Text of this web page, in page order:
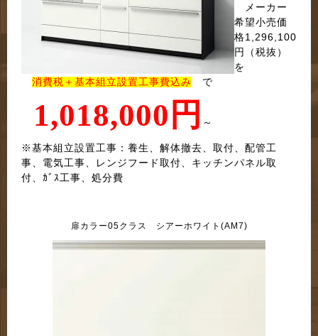
メーカー
希望小売価
格1,296,100
円（税抜）
を
消費税＋基本組立設置工事費込み で
1,018,000円 ～
※基本組立設置工事： 養生、解体撤去、取付、配管工
事、電気工事、レンジフード取付、キッチンパネル取
付、ｶﾞｽ工事、処分費
扉カラー05クラス シアーホワイト(AM7)